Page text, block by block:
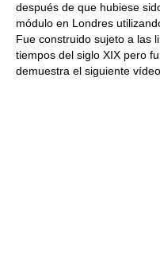
después de que hubiese
módulo en Londres
Fue construido sujeto a las
tiempos del siglo XIX pero
demuestra el siguiente